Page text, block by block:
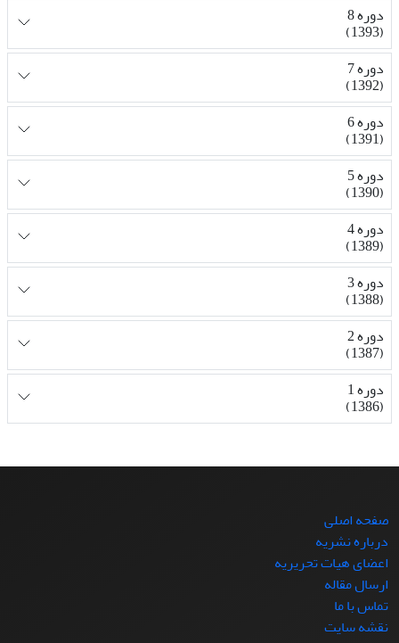
دوره 8
(1393)
دوره 7
(1392)
دوره 6
(1391)
دوره 5
(1390)
دوره 4
(1389)
دوره 3
(1388)
دوره 2
(1387)
دوره 1
(1386)
صفحه اصلی
درباره نشریه
اعضای هیات تحریریه
ارسال مقاله
تماس با ما
نقشه سایت